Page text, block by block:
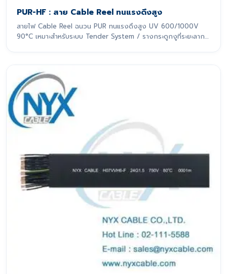
PUR-HF : สาย Cable Reel ทนแรงดึงสูง
สายไฟ Cable Reel ฉนวน PUR ทนแรงดึงสูง UV 600/1000V
90°C เหมาะสำหรับระบบ Tender System / รางกระดูกงูที่ระยะลาก